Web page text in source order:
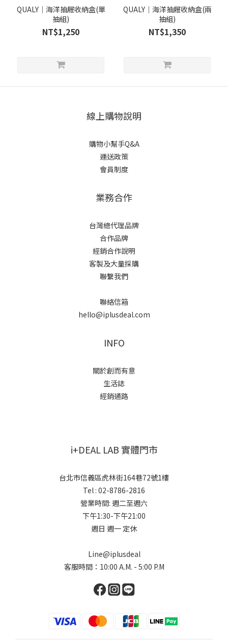
QUALY｜海洋抽屜收納盒(單
抽組)
NT$1,250
QUALY｜海洋抽屜收納盒(兩
抽組)
NT$1,350
線上購物說明
購物小幫手Q&A
運送政策
會員制度
業務合作
台灣總代理品牌
合作品牌
經銷合作說明
客製及大量採購
聯繫我們
聯絡信箱
hello@iplusdeal.com
INFO
關於創而有意
生活誌
經銷通路
i+DEAL LAB 實體門市
台北市信義區虎林街164巷72號1樓
Tel : 02-8786-2816
營業時間: 週二至週六
下午1:30-下午21:00
週日 週一 定休
Line@iplusdeal
客服時間：10:00 A.M. - 5:00 P.M